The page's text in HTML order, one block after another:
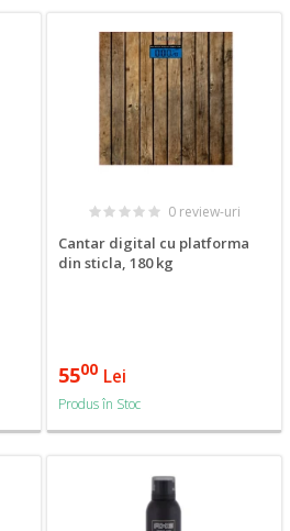
0 review-uri
Cantar digital cu platforma
din sticla, 180 kg
5500 Lei
Produs în Stoc